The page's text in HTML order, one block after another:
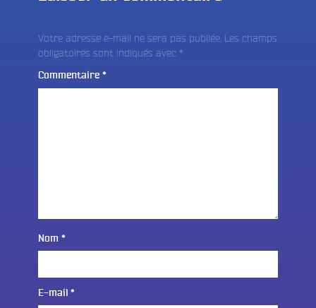
Votre adresse e-mail ne sera pas publiée. Les champs
obligatoires sont indiqués avec *
Commentaire *
Nom *
E-mail *